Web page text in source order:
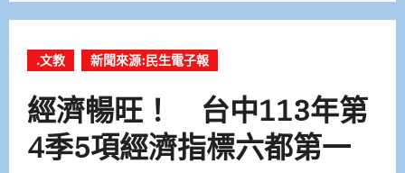
.文教 新聞來源:民生電子報
經濟暢旺！ 台中113年第
4季5項經濟指標六都第一